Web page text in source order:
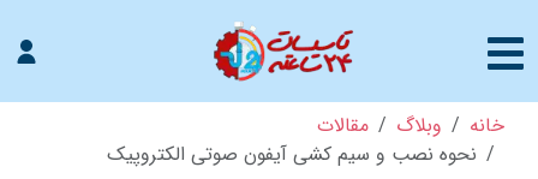
خانه وبلاگ
مقالات
نحوه نصب و سیم کشی آیفون صوتی الکتروپیک